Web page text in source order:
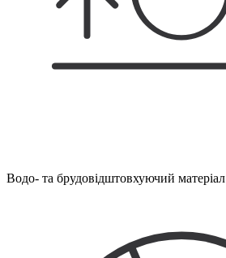
Водо- та брудовідштовхуючий матеріал